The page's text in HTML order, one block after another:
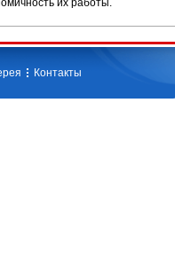
их работы.
Контакты